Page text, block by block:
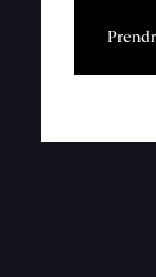
Prendr